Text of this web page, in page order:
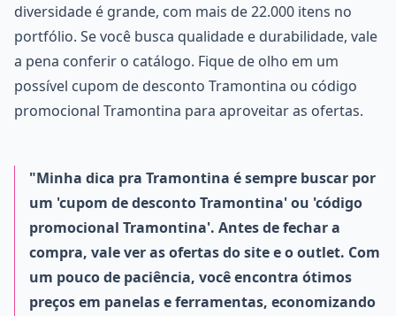
diversidade é grande, com mais de 22.000 itens no
portfólio. Se você busca qualidade e durabilidade, vale
a pena conferir o catálogo. Fique de olho em um
possível cupom de desconto Tramontina ou código
promocional Tramontina para aproveitar as ofertas.
"Minha dica pra Tramontina é sempre buscar por
um 'cupom de desconto Tramontina' ou 'código
promocional Tramontina'. Antes de fechar a
compra, vale ver as ofertas do site e o outlet. Com
um pouco de paciência, você encontra ótimos
preços em panelas e ferramentas, economizando